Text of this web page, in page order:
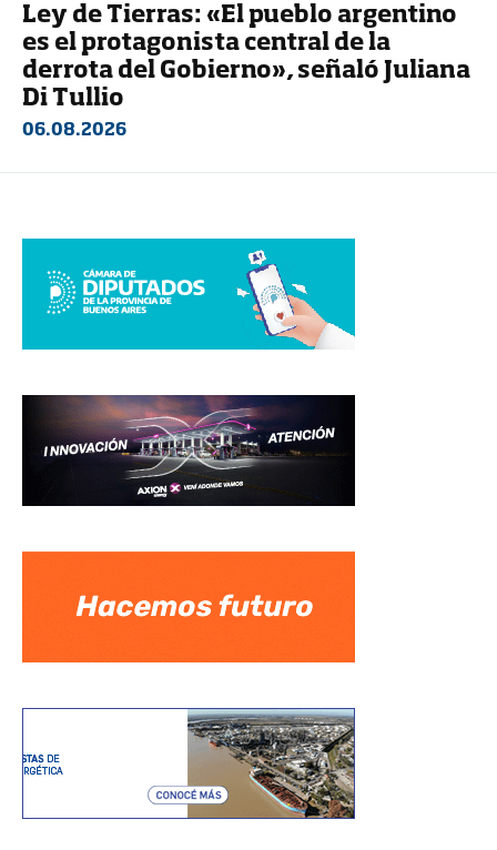
Ley de Tierras: «El pueblo argentino
es el protagonista central de la
derrota del Gobierno», señaló Juliana
Di Tullio
06.08.2026